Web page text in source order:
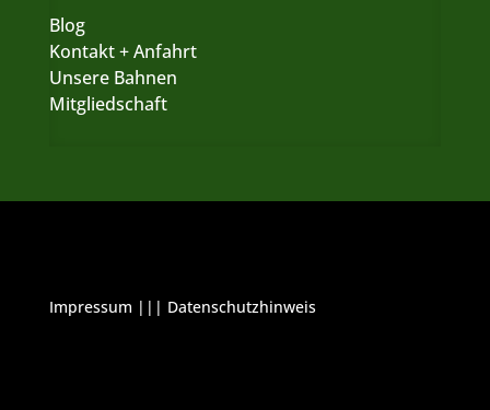
Blog
Kontakt + Anfahrt
Unsere Bahnen
Mitgliedschaft
Impressum ||| Datenschutzhinweis